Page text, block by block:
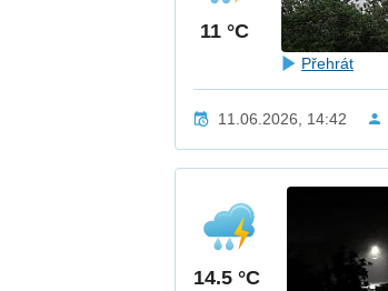
11 °C
Přehrát
11.06.2026, 14:42
14.5 °C